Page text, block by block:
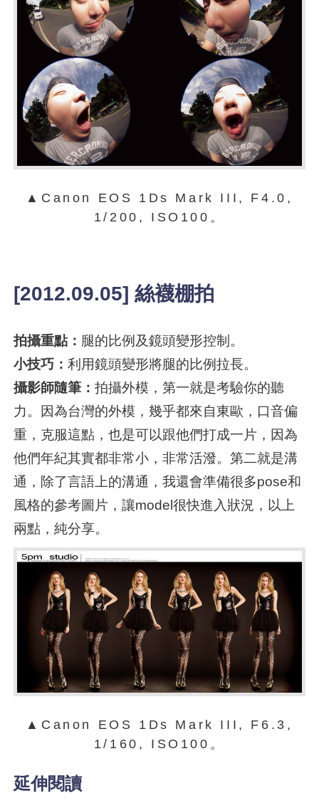
▲Canon EOS 1Ds Mark III, F4.0,
1/200, ISO100。
[2012.09.05] 絲襪棚拍
拍攝重點： 腿的比例及鏡頭變形控制。
小技巧：利用鏡頭變形將腿的比例拉長。
攝影師隨筆：拍攝外模，第一就是考驗你的聽
力。因為台灣的外模，幾乎都來自東歐，口音偏
重，克服這點，也是可以跟他們打成一片，因為
他們年紀其實都非常小，非常活潑。第二就是溝
通，除了言語上的溝通，我還會準備很多pose和
風格的參考圖片，讓model很快進入狀況，以上
兩點，純分享。
▲Canon EOS 1Ds Mark III, F6.3,
1/160, ISO100。
延伸閱讀